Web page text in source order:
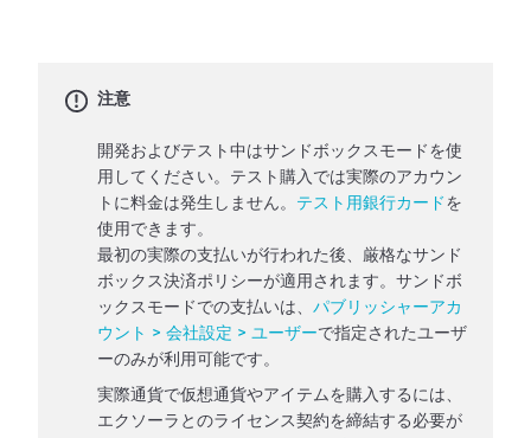
注意
開発およびテスト中はサンドボックスモードを使
用してください。テスト購入では実際のアカウン
トに料金は発生しません。 テスト用銀行カード を
使用できます。
最初の実際の支払いが行われた後、厳格なサンド
ボックス決済ポリシーが適用されます。サンドボ
ックスモードでの支払いは、 パブリッシャーアカ
ウント > 会社設定 > ユーザーで指定されたユーザ
ーのみが利用可能です。
実際通貨で仮想通貨やアイテムを購入するには、
エクソーラとのライセンス契約を締結する必要が